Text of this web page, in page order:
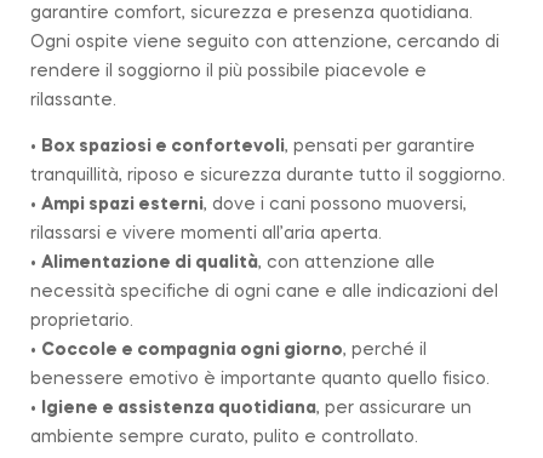
garantire comfort, sicurezza e presenza quotidiana.
Ogni ospite viene seguito con attenzione, cercando di
rendere il soggiorno il più possibile piacevole e
rilassante.
• Box spaziosi e confortevoli, pensati per garantire
tranquillità, riposo e sicurezza durante tutto il soggiorno.
• Ampi spazi esterni, dove i cani possono muoversi,
rilassarsi e vivere momenti all’aria aperta.
• Alimentazione di qualità, con attenzione alle
necessità specifiche di ogni cane e alle indicazioni del
proprietario.
• Coccole e compagnia ogni giorno, perché il
benessere emotivo è importante quanto quello fisico.
•
Igiene e assistenza quotidiana, per assicurare un
ambiente sempre curato, pulito e controllato.